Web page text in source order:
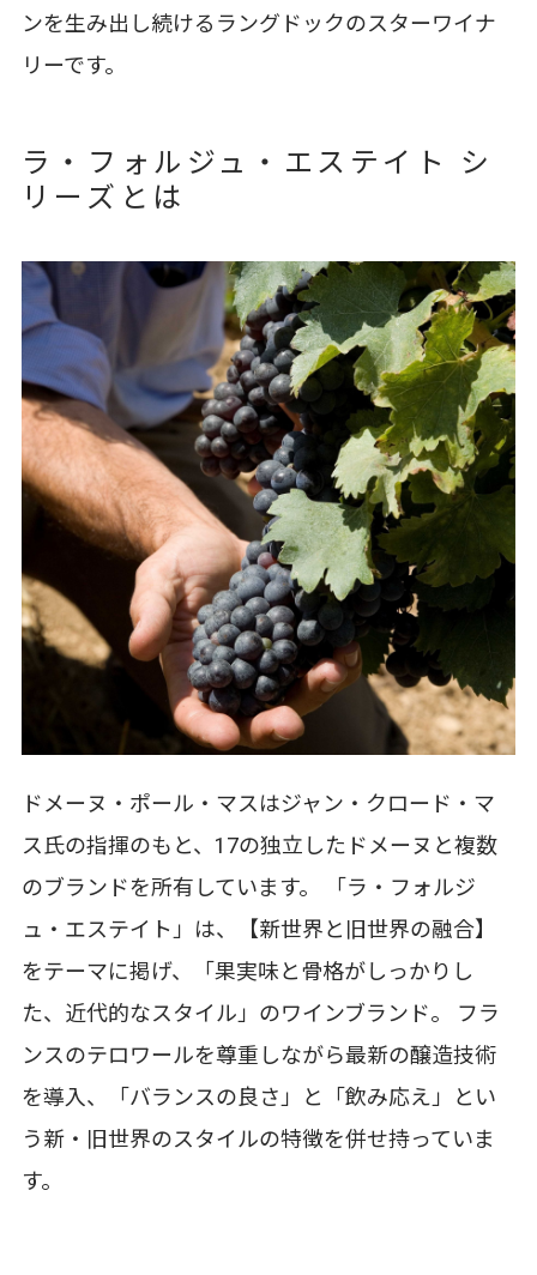
ンを生み出し続けるラングドックのスターワイナ
リーです。
ラ・フォルジュ・エステイト シ
リーズとは
ドメーヌ・ポール・マスはジャン・クロード・マ
ス氏の指揮のもと、17の独立したドメーヌと複数
のブランドを所有しています。 「ラ・フォルジ
ュ・エステイト」は、【新世界と旧世界の融合】
をテーマに掲げ、「果実味と骨格がしっかりし
た、近代的なスタイル」のワインブランド。 フラ
ンスのテロワールを尊重しながら最新の醸造技術
を導入、「バランスの良さ」と「飲み応え」とい
う新・旧世界のスタイルの特徴を併せ持っていま
す。